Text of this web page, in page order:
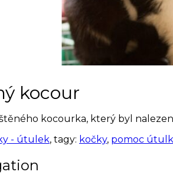
kocour
kocourka, který byl
- útulek, tagy: kočky, pomoc